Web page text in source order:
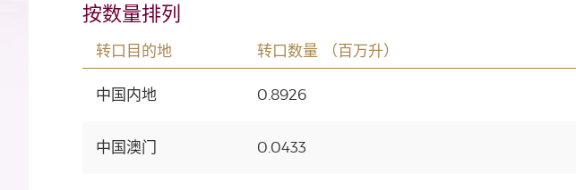
按数量排列
转口目的地 转口数量 （百万升）
中国内地 0.8926
中国澳门 0.0433